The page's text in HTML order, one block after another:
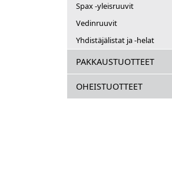
Spax -yleisruuvit
Vedinruuvit
Yhdistäjälistat ja -helat
PAKKAUSTUOTTEET
OHEISTUOTTEET